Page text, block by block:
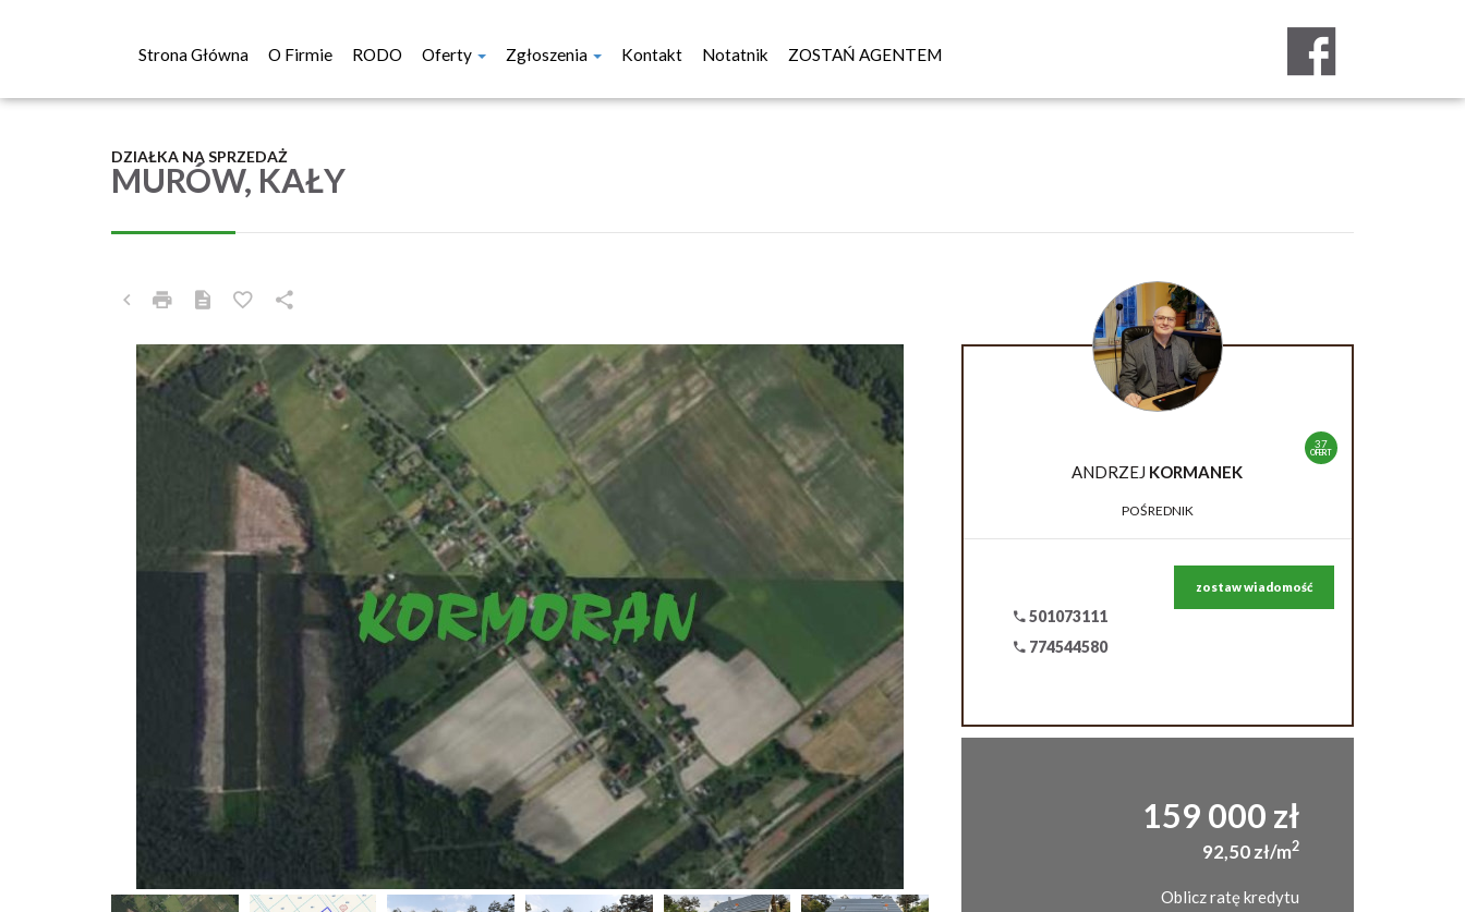
Strona Główna O Firmie RODO Oferty Zgłoszenia Kontakt Notatnik ZOSTAŃ AGENTEM
MURÓW, KAŁY
DZIAŁKA NA SPRZEDAŻ
37
OFERT
ANDRZEJ KORMANEK
POŚREDNIK
501073111
774544580
zostaw wiadomość
159 000 zł
92,50 zł/m2
Oblicz ratę kredytu